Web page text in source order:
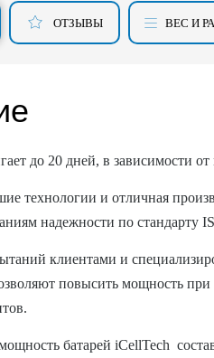
ОТЗЫВЫ ВЕС И
до 20 дней, в зависимости
технологии и отличная
надежности по стандарту
клиентами и
повысить мощность
батарей iCellTech